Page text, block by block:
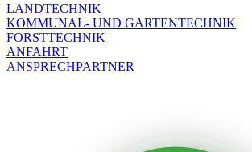
LANDTECHNIK
KOMMUNAL- UND GARTENTECHNIK
FORSTTECHNIK
ANFAHRT
ANSPRECHPARTNER